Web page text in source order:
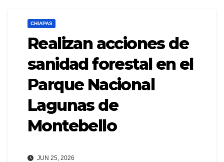
CHIAPAS
Realizan acciones de
sanidad forestal en el
Parque Nacional
Lagunas de
Montebello
JUN 25, 2026